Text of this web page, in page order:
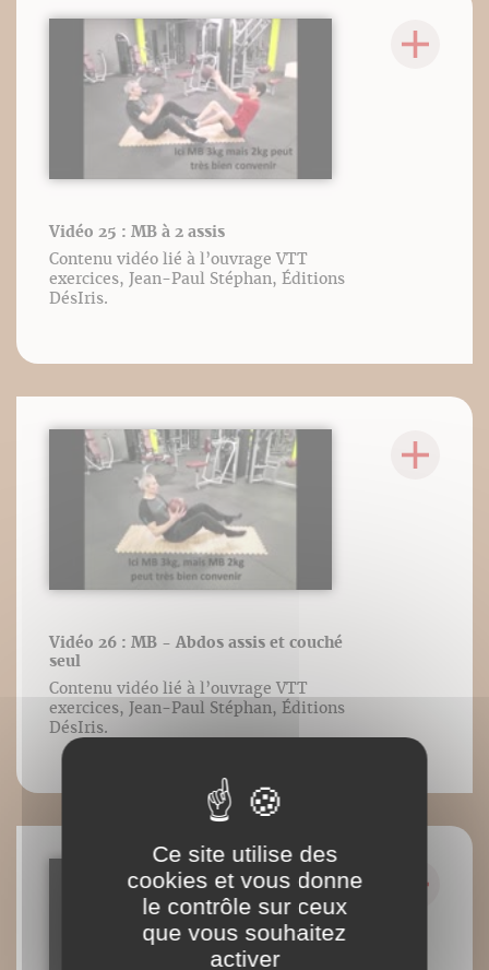
Vidéo 25 : MB à 2 assis
Contenu vidéo lié à l’ouvrage VTT
exercices, Jean-Paul Stéphan, Éditions
DésIris.
Vidéo 26 : MB - Abdos assis et couché
seul
Contenu vidéo lié à l’ouvrage VTT
exercices, Jean-Paul Stéphan, Éditions
DésIris.
Ce site utilise des
cookies et vous donne
le contrôle sur ceux
que vous souhaitez
activer